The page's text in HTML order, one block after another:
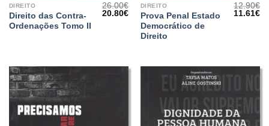
DIREITO
Direito das Contra-
Ordenações Tomo II
26.00€
O
20.80€O
preço
atual
DIREITO
Prova Penal Estado
Democrático de
Direito
12.90€
O
11.61€O